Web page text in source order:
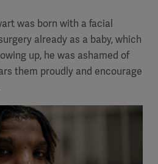
was born with a facial
already as a baby, which
up, he was ashamed of
them proudly and encourage